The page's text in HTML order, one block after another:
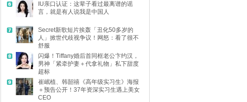
IU亲口认证：这辈子看过最离谱的谣
言，就是有人说我是中国人
Secret新歌短片挨轰「丑化50多岁的
人」掀世代歧视争议！网怒：看了很不
舒服
闪爆！Tiffany婚后首同框老公卞约汉，
男神「紧牵护妻＋代拿礼物」私下甜度
超标
崔岷植、韩韶禧《高年级实习生》海报
＋预告公开！37年资深实习生遇上美女
CEO